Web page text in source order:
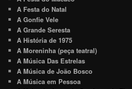
A Festa do Natal
A Gonfie Vele
A Grande Seresta
A História de 1975
A Moreninha (peça teatral)
A Música Das Estrelas
A Música de João Bosco
A Música em Pessoa